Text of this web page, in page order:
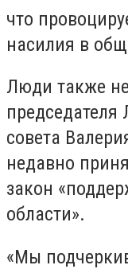
что
насилия в
Люди также
председателя
совета
недавно
закон
области».
«Мы